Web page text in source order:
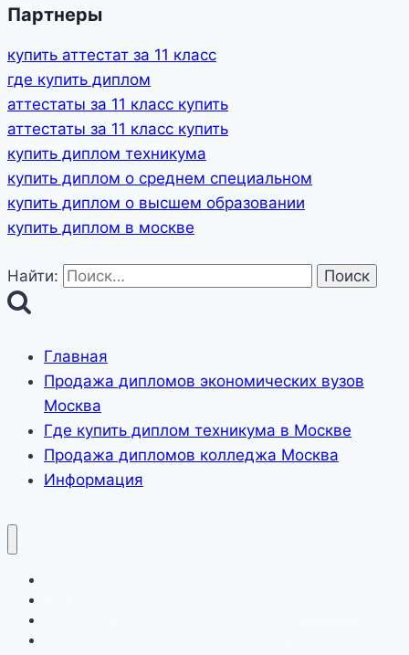
Партнеры
купить аттестат за 11 класс
где купить диплом
аттестаты за 11 класс купить
аттестаты за 11 класс купить
купить диплом техникума
купить диплом о среднем специальном
купить диплом о высшем образовании
купить диплом в москве
Найти:
Главная
Продажа дипломов экономических вузов
Москва
Где купить диплом техникума в Москве
Продажа дипломов колледжа Москва
Информация